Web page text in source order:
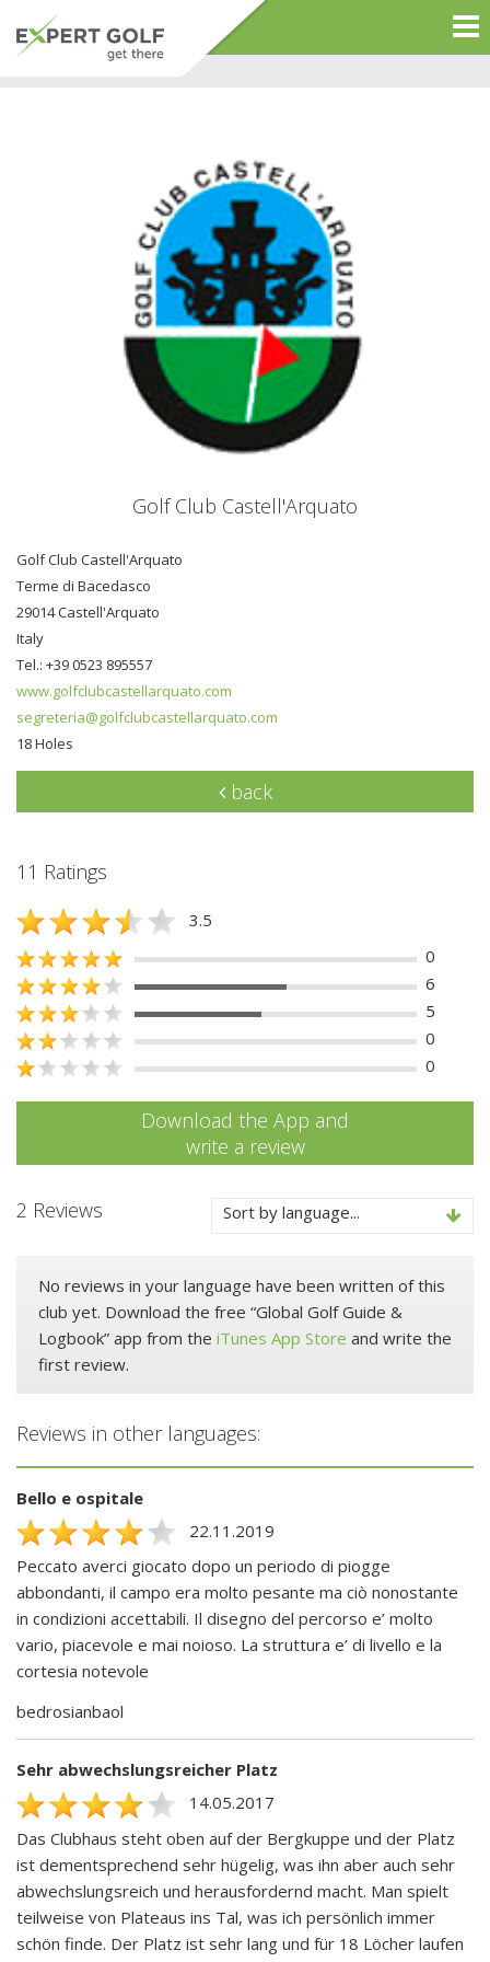
Golf Club Castell'Arquato
Golf Club Castell'Arquato
Terme di Bacedasco
29014 Castell'Arquato
Italy
Tel.: +39 0523 895557
www.golfclubcastellarquato.com
segreteria@golfclubcastellarquato.com
18 Holes
back
11 Ratings
3.5
0
6
5
0
0
Download the App and
write a review
2 Reviews Sort by language...
No reviews in your language have been written of this
club yet. Download the free “Global Golf Guide &
Logbook” app from the iTunes App Store and write the
first review.
Reviews in other languages:
Bello e ospitale
22.11.2019
Peccato averci giocato dopo un periodo di piogge
abbondanti, il campo era molto pesante ma ciò nonostante
in condizioni accettabili. Il disegno del percorso e’ molto
vario, piacevole e mai noioso. La struttura e’ di livello e la
cortesia notevole
bedrosianbaol
Sehr abwechslungsreicher Platz
14.05.2017
Das Clubhaus steht oben auf der Bergkuppe und der Platz
ist dementsprechend sehr hügelig, was ihn aber auch sehr
abwechslungsreich und herausfordernd macht. Man spielt
teilweise von Plateaus ins Tal, was ich persönlich immer
schön finde. Der Platz ist sehr lang und für 18 Löcher laufen